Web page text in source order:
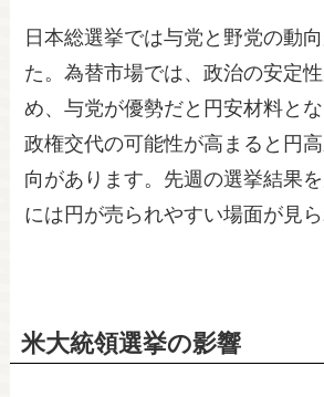
日本総選挙では与党と野党の動
た。為替市場では、政治の安定
め、与党が優勢だと円安材料と
政権交代の可能性が高まると円
向があります。先週の選挙結果
には円が売られやすい場面が見ら
米大統領選挙の影響